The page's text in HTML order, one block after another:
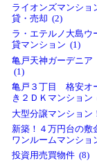
ライオンズマンシ
貸・売却 (2)
ラ・エテルノ大島
貸マンション (1)
亀戸天神ガーデニ
(1)
亀戸３丁目 格安オ
き２ＤＫマンション
大型分譲マンション
新築！４万円台の敷
ワンルームマンショ
投資用売買物件 (8)